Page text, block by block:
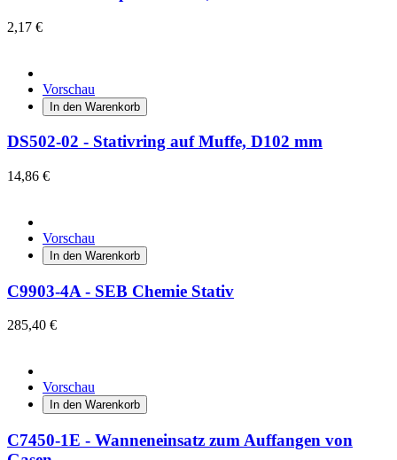
2,17 €
Vorschau
In den Warenkorb
DS502-02 - Stativring auf Muffe, D102 mm
14,86 €
Vorschau
In den Warenkorb
C9903-4A - SEB Chemie Stativ
285,40 €
Vorschau
In den Warenkorb
C7450-1E - Wanneneinsatz zum Auffangen von